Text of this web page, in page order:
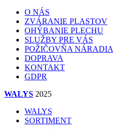
O NÁS
ZVÁRANIE PLASTOV
OHÝBANIE PLECHU
SLUŽBY PRE VÁS
POŽIČOVŇA NÁRADIA
DOPRAVA
KONTAKT
GDPR
WALYS 2025
WALYS
SORTIMENT